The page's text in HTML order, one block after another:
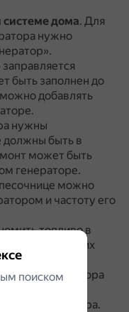
системе дома. Для
нужно
быть заполнен до
добавлять
нужны
должны быть в
может быть
генераторе.
можно
и частоту его
топливо в
в ближайших
генератора
возгорания и
сервера.
поиском